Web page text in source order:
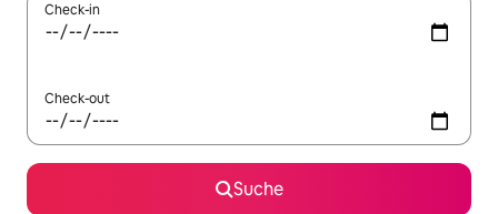
Check-in
Check-out
Suche